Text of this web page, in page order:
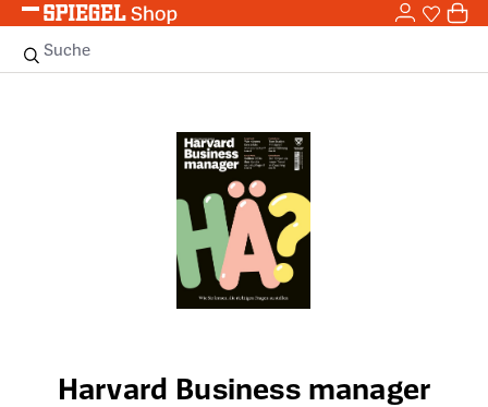
Zum Hauptinhalt springen 0
Suche
Harvard Business manager